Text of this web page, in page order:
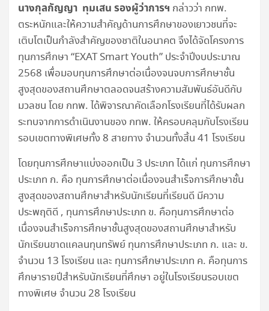
นางกุลกัญญา ทุมเสน รองผู้ว่าการฯ กล่าวว่า กทพ.
ตระหนักและให้ความสำคัญด้านการศึกษาของเยาวชนที่จะ
เติบโตเป็นกำลังสำคัญของชาติในอนาคต จึงได้จัดโครงการ
ทุนการศึกษา “EXAT Smart Youth” ประจำปีงบประมาณ
2568 เพื่อมอบทุนการศึกษาต่อเนื่องจนจบการศึกษาชั้น
สูงสุดของสถานศึกษาตลอดจนสร้างความสัมพันธ์อันดีกับ
มวลชน โดย กทพ. ได้พิจารณาคัดเลือกโรงเรียนที่ได้รับผลก
ระทบจากการดำเนินงานของ กทพ. ให้ครอบคลุมกับโรงเรียน
รอบเขตทางพิเศษทั้ง 8 สายทาง จำนวนทั้งสิ้น 41 โรงเรียน
โดยทุนการศึกษาแบ่งออกเป็น 3 ประเภท ได้แก่ ทุนการศึกษา
ประเภท ก. คือ ทุนการศึกษาต่อเนื่องจนสำเร็จการศึกษาชั้น
สูงสุดของสถานศึกษาสำหรับนักเรียนที่เรียนดี มีความ
ประพฤติดี , ทุนการศึกษาประเภท ข. คือทุนการศึกษาต่อ
เนื่องจนสำเร็จการศึกษาชั้นสูงสุดของสถานศึกษาสำหรับ
นักเรียนขาดแคลนทุนทรัพย์ ทุนการศึกษาประเภท ก. และ ข.
จำนวน 13 โรงเรียน และ ทุนการศึกษาประเภท ค. คือทุนการ
ศึกษารายปีสำหรับนักเรียนที่ศึกษา อยู่ในโรงเรียนรอบเขต
ทางพิเศษ จำนวน 28 โรงเรียน